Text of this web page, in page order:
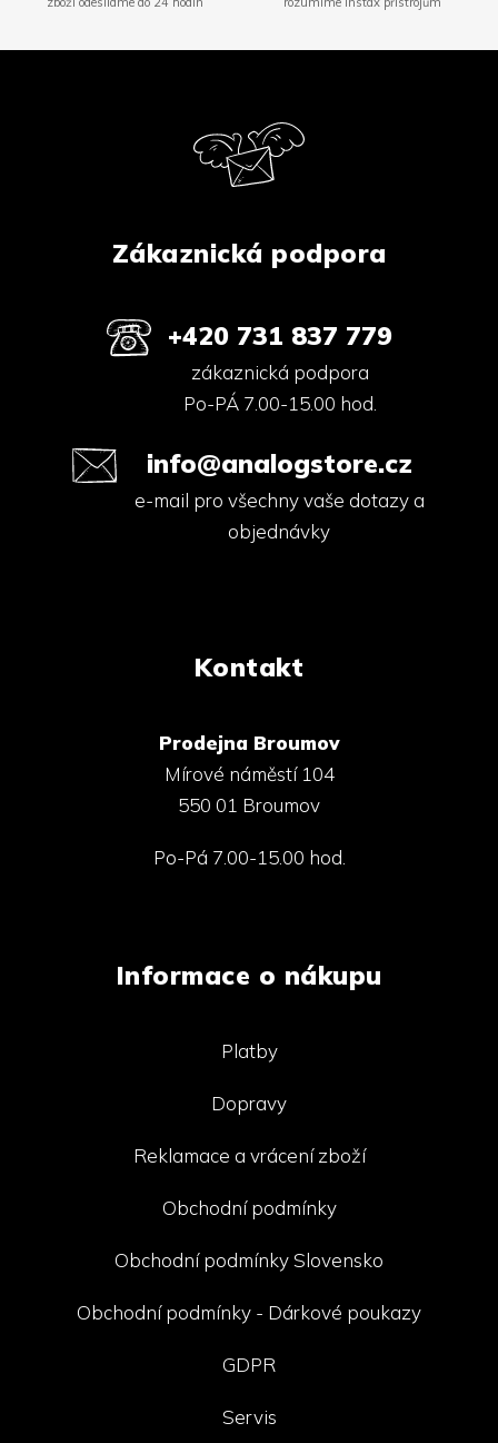
Zákaznická podpora
+420 731 837 779
zákaznická podpora
Po-PÁ 7.00-15.00 hod.
info@analogstore.cz
e-mail pro všechny vaše dotazy a
objednávky
Kontakt
Prodejna Broumov
Mírové náměstí 104
550 01 Broumov
Po-Pá 7.00-15.00 hod.
Informace o nákupu
Platby
Dopravy
Reklamace a vrácení zboží
Obchodní podmínky
Obchodní podmínky Slovensko
Obchodní podmínky - Dárkové poukazy
GDPR
Servis